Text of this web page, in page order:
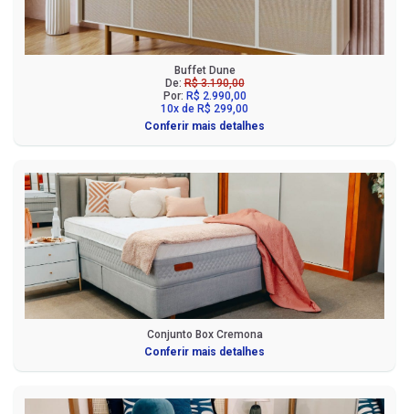
Buffet Dune
De:R$ 3.190,00
Por: R$ 2.990,00
10x de R$ 299,00
Conferir mais detalhes
Conjunto Box Cremona
Conferir mais detalhes